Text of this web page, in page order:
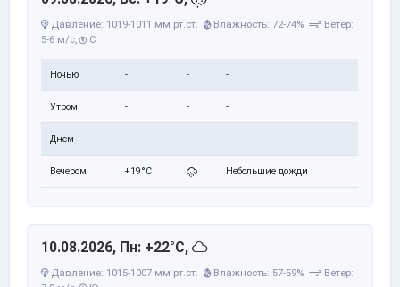
Давление: 1019-1011 мм рт.ст. Влажность: 72-74%
Ветер:
5-6 м/с,
С
Ночью - - -
Утром - - -
Днем - - -
Вечером +19°C Небольшие дожди
10.08.2026, Пн: +22°C,
Давление: 1015-1007 мм рт.ст. Влажность: 57-59%
Ветер: